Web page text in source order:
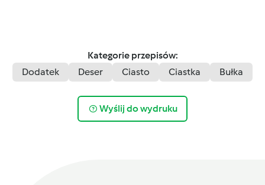
Kategorie przepisów:
Dodatek
Deser Ciasto Ciastka Bułka
Wyślij do wydruku